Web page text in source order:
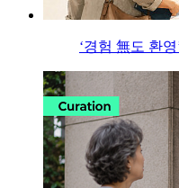
‘경험 無도 환